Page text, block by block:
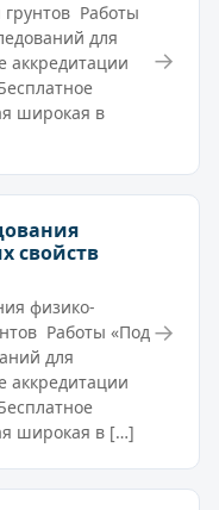
Работы
для
аккредитации
широкая в
→
свойств
физико-
Работы «Под
для
аккредитации
широкая в […]
→